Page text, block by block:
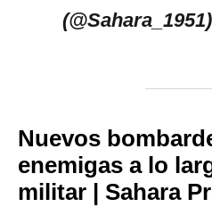
(@Sahara_1951)
Nuevos
enemigas a lo
militar | Sahara